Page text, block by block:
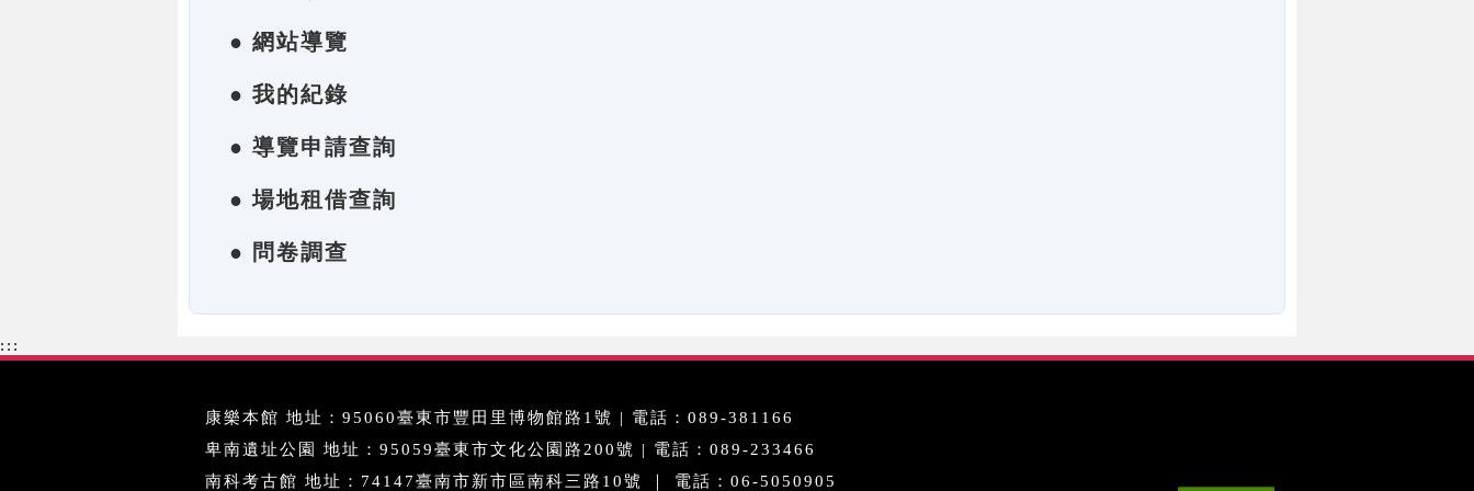
● 網站導覽
● 我的紀錄
● 導覽申請查詢
● 場地租借查詢
● 問卷調查
:::
康樂本館 地址：95060臺東市豐田里博物館路1號 | 電話：089-381166
卑南遺址公園 地址：95059臺東市文化公園路200號 | 電話：089-233466
南科考古館 地址：74147臺南市新市區南科三路10號 ｜ 電話：06-5050905